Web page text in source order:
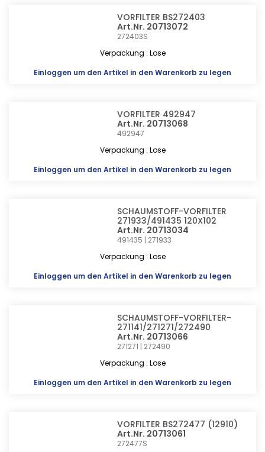
VORFILTER BS272403
Art.Nr. 20713072
272403S
Verpackung : Lose
Einloggen um den Artikel in den Warenkorb zu legen
VORFILTER 492947
Art.Nr. 20713068
492947
Verpackung : Lose
Einloggen um den Artikel in den Warenkorb zu legen
SCHAUMSTOFF-VORFILTER
271933/491435 120X102
Art.Nr. 20713034
491435 | 271933
Verpackung : Lose
Einloggen um den Artikel in den Warenkorb zu legen
SCHAUMSTOFF-VORFILTER-
271141/271271/272490
Art.Nr. 20713066
271271 | 272490
Verpackung : Lose
Einloggen um den Artikel in den Warenkorb zu legen
VORFILTER BS272477 (12910)
Art.Nr. 20713061
272477S